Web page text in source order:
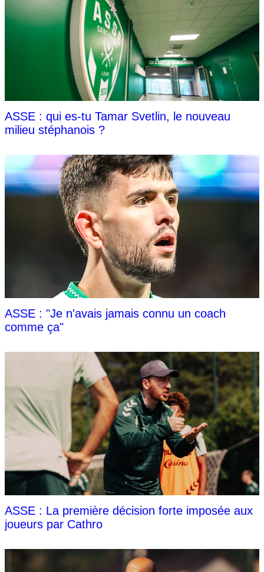
ASSE : qui es-tu Tamar Svetlin, le nouveau
milieu stéphanois ?
ASSE : "Je n'avais jamais connu un coach
comme ça"
ASSE : La première décision forte imposée aux
joueurs par Cathro